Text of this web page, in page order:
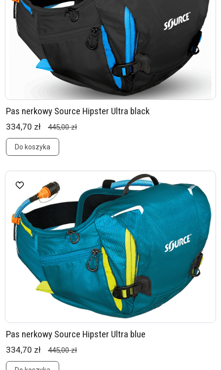
Pas nerkowy Source Hipster Ultra black
334,70 zł 445,00 zł
Do koszyka
Pas nerkowy Source Hipster Ultra blue
334,70 zł 445,00 zł